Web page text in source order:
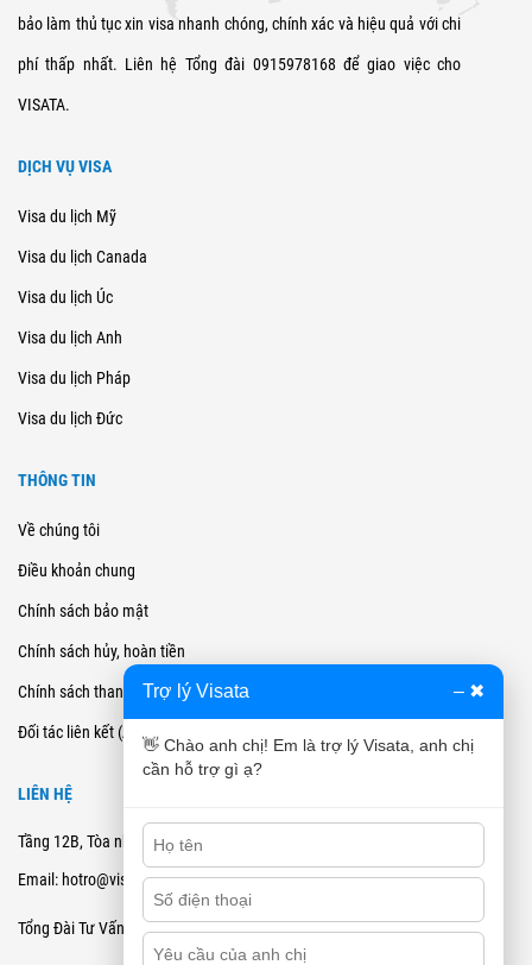
bảo làm thủ tục xin visa nhanh chóng, chính xác và hiệu quả với chi
phí thấp nhất. Liên hệ Tổng đài 0915978168 để giao việc cho
VISATA.
DỊCH VỤ VISA
Visa du lịch Mỹ
Visa du lịch Canada
Visa du lịch Úc
Visa du lịch Anh
Visa du lịch Pháp
Visa du lịch Đức
THÔNG TIN
Về chúng tôi
Điều khoản chung
Chính sách bảo mật
Chính sách hủy, hoàn tiền
Chính sách thanh toán
Đối tác liên kết (Affiliate)
LIÊN HỆ
Tầng 12B, Tòa nhà Cienco4 - 180 Nguyễn Thị Minh Khai, Quận 3, TPHCM
Email: hotro@visata.vn
Tổng Đài Tư Vấn: 0915978168
Trợ lý Visata – ✖
👋 Chào anh chị! Em là trợ lý Visata, anh chị
cần hỗ trợ gì ạ?